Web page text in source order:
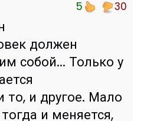
5 30
должен
собой... Только у
то, и другое. Мало
и меняется,